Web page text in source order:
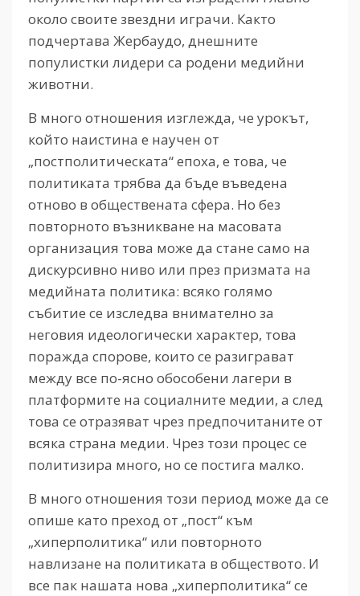
около своите звездни играчи. Както
подчертава Жербаудо, днешните
популистки лидери са родени медийни
животни.
В много отношения изглежда, че урокът,
който наистина е научен от
„постполитическата“ епоха, е това, че
политиката трябва да бъде въведена
отново в обществената сфера. Но без
повторното възникване на масовата
организация това може да стане само на
дискурсивно ниво или през призмата на
медийната политика: всяко голямо
събитие се изследва внимателно за
неговия идеологически характер, това
поражда спорове, които се разиграват
между все по-ясно обособени лагери в
платформите на социалните медии, а след
това се отразяват чрез предпочитаните от
всяка страна медии. Чрез този процес се
политизира много, но се постига малко.
В много отношения този период може да се
опише като преход от „пост“ към
„хиперполитика“ или повторното
навлизане на политиката в обществото. И
все пак нашата нова „хиперполитика“ се